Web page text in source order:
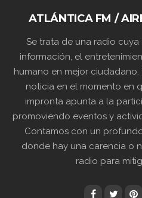
ATLÁNTICA FM /
Se trata de una radio
información, el
humano en mejor ciudadano.
noticia en el momento en
impronta apunta a la
promoviendo eventos y
Contamos con un
donde hay una carencia o
radio para